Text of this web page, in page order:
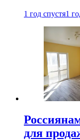
1 год спустя1
для